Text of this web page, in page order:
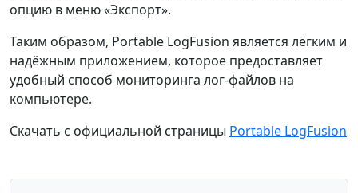
опцию в меню «Экспорт».
Таким образом, Portable LogFusion является лёгким и
надёжным приложением, которое предоставляет
удобный способ мониторинга лог-файлов на
компьютере.
Скачать с официальной страницы Portable LogFusion